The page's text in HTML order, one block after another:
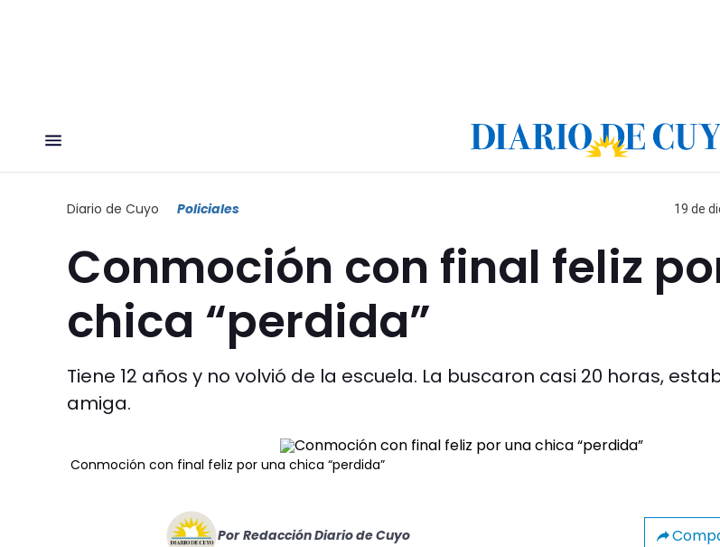
Diario de Cuyo Policiales 19 de
Conmoción con final feliz
chica “perdida”
Tiene 12 años y no volvió de la escuela. La buscaron casi 20 horas,
amiga.
Conmoción con final feliz por una chica “perdida”
Por Redacción Diario de Cuyo